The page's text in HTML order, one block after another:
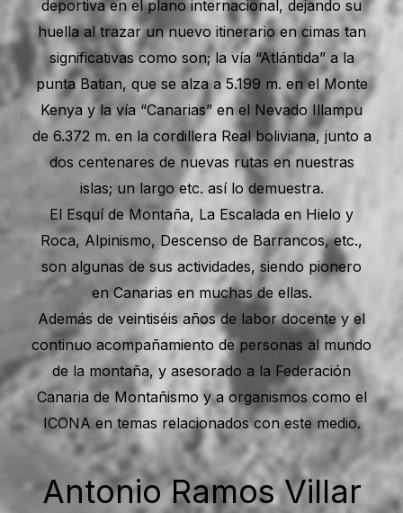
deportiva en el plano internacional, dejando su
huella al trazar un nuevo itinerario en cimas tan
significativas como son; la vía “Atlántida” a la
punta Batian, que se alza a 5.199 m. en el Monte
Kenya y la vía “Canarias” en el Nevado Illampu
de 6.372 m. en la cordillera Real boliviana, junto a
dos centenares de nuevas rutas en nuestras
islas; un largo etc. así lo demuestra.
El Esquí de Montaña, La Escalada en Hielo y
Roca, Alpinismo, Descenso de Barrancos, etc.,
son algunas de sus actividades, siendo pionero
en Canarias en muchas de ellas.
Además de veintiséis años de labor docente y el
continuo acompañamiento de personas al mundo
de la montaña, y asesorado a la Federación
Canaria de Montañismo y a organismos como el
ICONA en temas relacionados con este medio.
Antonio Ramos Villar